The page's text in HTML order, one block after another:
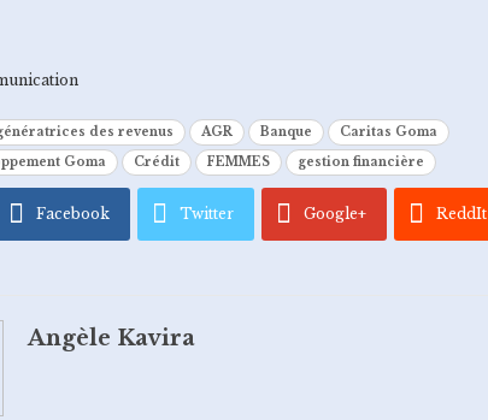
des revenus AGR Banque
Caritas Goma
Goma
Crédit FEMMES gestion financière
Facebook Twitter Google+ ReddIt
Angèle Kavira